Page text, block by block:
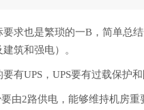
要求也是繁琐的一B，简单总
筑和强电）。
有UPS，UPS要有过载保护和
要由2路供电，能够维持机房重